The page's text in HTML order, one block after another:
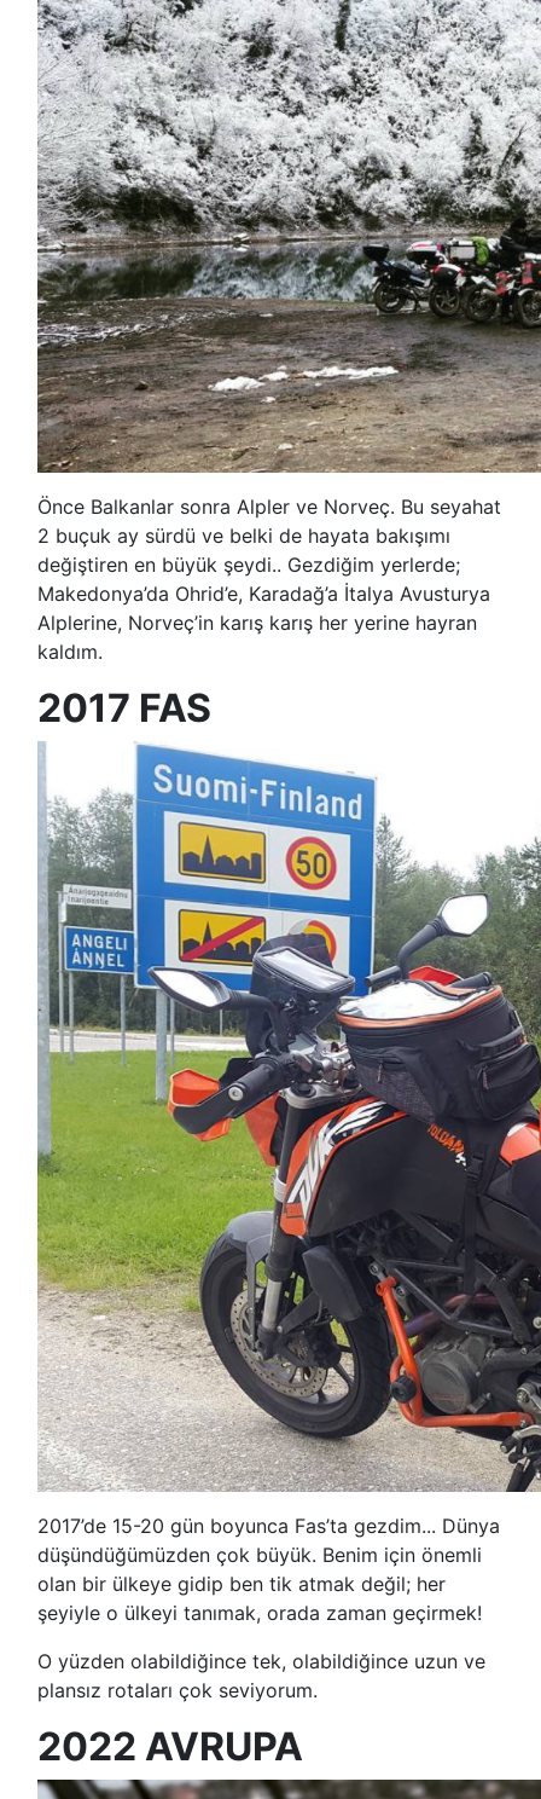
Önce Balkanlar sonra Alpler ve Norveç. Bu seyahat
2 buçuk ay sürdü ve belki de hayata bakışımı
değiştiren en büyük şeydi.. Gezdiğim yerlerde;
Makedonya’da Ohrid’e, Karadağ’a İtalya Avusturya
Alplerine, Norveç’in karış karış her yerine hayran
kaldım.
2017 FAS
2017’de 15-20 gün boyunca Fas’ta gezdim... Dünya
düşündüğümüzden çok büyük. Benim için önemli
olan bir ülkeye gidip ben tik atmak değil; her
şeyiyle o ülkeyi tanımak, orada zaman geçirmek!
O yüzden olabildiğince tek, olabildiğince uzun ve
plansız rotaları çok seviyorum.
2022 AVRUPA